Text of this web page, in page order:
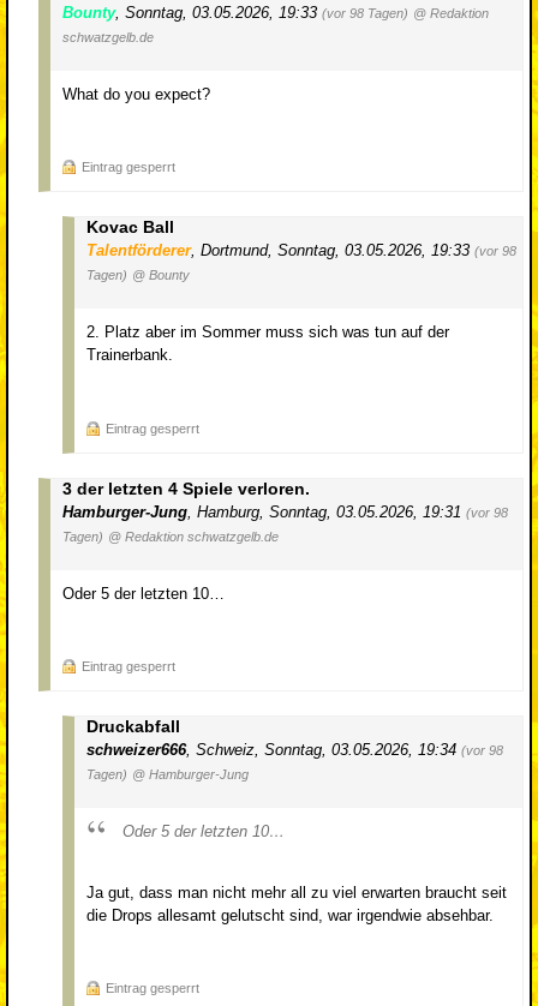
Bounty, Sonntag, 03.05.2026, 19:33 (vor 98 Tagen) @ Redaktion
schwatzgelb.de
What do you expect?
Eintrag gesperrt
Kovac Ball
Talentförderer, Dortmund, Sonntag, 03.05.2026, 19:33 (vor 98
Tagen) @ Bounty
2. Platz aber im Sommer muss sich was tun auf der
Trainerbank.
Eintrag gesperrt
3 der letzten 4 Spiele verloren.
Hamburger-Jung Hamburg Sonntag, 03.05.2026, 19:31 (vor 98
Tagen) @ Redaktion schwatzgelb.de
Oder 5 der letzten 10…
Eintrag gesperrt
Druckabfall
schweizer666, Schweiz Sonntag, 03.05.2026, 19:34 (vor 98
Tagen) @ Hamburger-Jung
Oder 5 der letzten 10…
Ja gut, dass man nicht mehr all zu viel erwarten braucht seit
die Drops allesamt gelutscht sind, war irgendwie absehbar.
Eintrag gesperrt